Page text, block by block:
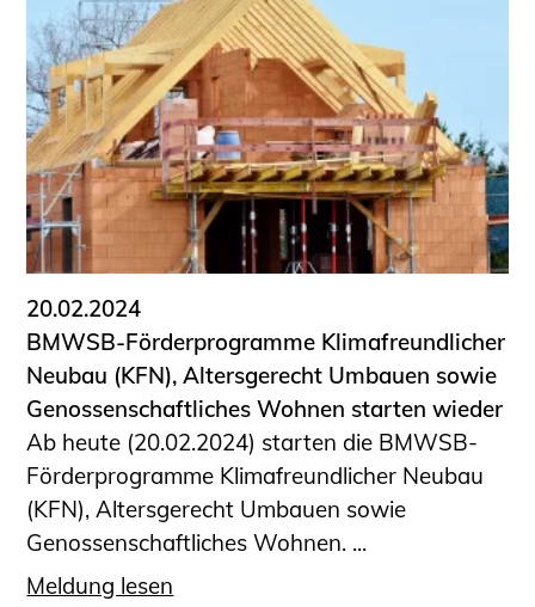
20.02.2024
BMWSB-Förderprogramme Klimafreundlicher
Neubau (KFN), Altersgerecht Umbauen sowie
Genossenschaftliches Wohnen starten wieder
Ab heute (20.02.2024) starten die BMWSB-
Förderprogramme Klimafreundlicher Neubau
(KFN), Altersgerecht Umbauen sowie
Genossenschaftliches Wohnen. ...
Meldung lesen